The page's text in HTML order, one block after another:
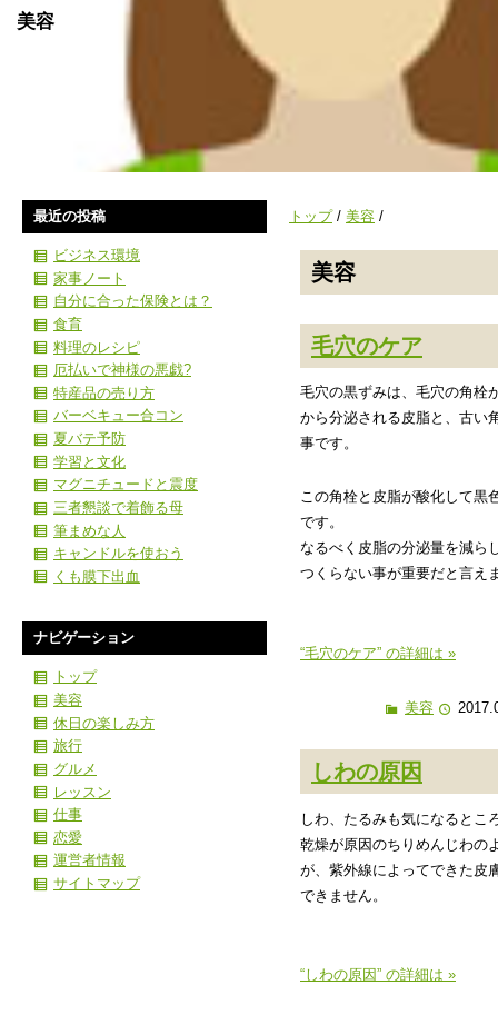
美容
トップ/ 美容 /
美容
毛穴のケア
毛穴の黒ずみは、毛穴の角栓
から分泌される皮脂と、古い
事です。
この角栓と皮脂が酸化して黒
です。
なるべく皮脂の分泌量を減ら
つくらない事が重要だと言え
“毛穴のケア” の詳細は »
美容
しわの原因
しわ、たるみも気になるとこ
乾燥が原因のちりめんじわの
が、紫外線によってできた皮
できません。
“しわの原因” の詳細は »
最近の投稿
ビジネス環境
家事ノート
自分に合った保険とは？
食育
料理のレシピ
厄払いで神様の悪戯?
特産品の売り方
バーベキュー合コン
夏バテ予防
学習と文化
マグニチュードと震度
三者懇談で着飾る母
筆まめな人
キャンドルを使おう
くも膜下出血
ナビゲーション
トップ
美容
休日の楽しみ方
旅行
グルメ
レッスン
仕事
恋愛
運営者情報
サイトマップ